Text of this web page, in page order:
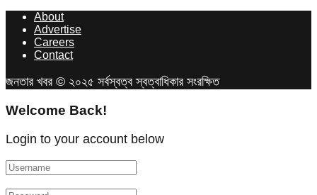
About
Advertise
Careers
Contact
জনতার খবর © ২০২৫ সর্বস্বত্ব স্বত্বাধিকার সংরক্ষিত
Welcome Back!
Login to your account below